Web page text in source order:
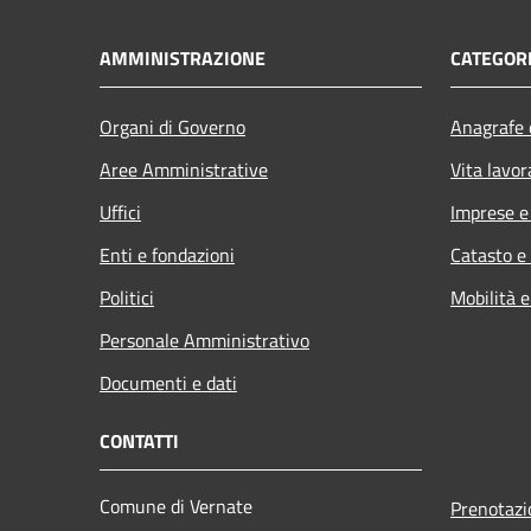
AMMINISTRAZIONE
Organi di Governo
Aree Amministrative
Uffici
Enti e fondazioni
Politici
Personale Amministrativo
Documenti e dati
Vita
Imprese
Catasto
Mobilità
CONTATTI
Comune di Vernate